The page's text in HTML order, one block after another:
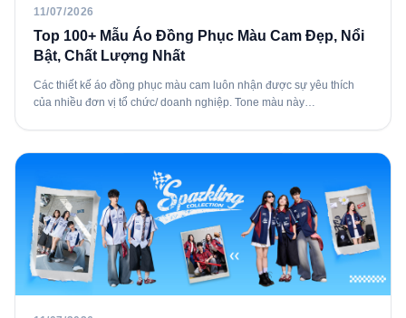
11/07/2026
Top 100+ Mẫu Áo Đồng Phục Màu Cam Đẹp, Nổi
Bật, Chất Lượng Nhất
Các thiết kế áo đồng phục màu cam luôn nhận được sự yêu thích
của nhiều đơn vị tổ chức/ doanh nghiệp. Tone màu này…